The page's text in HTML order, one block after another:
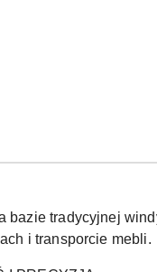
bazie tradycyjnej
i transporcie mebli.